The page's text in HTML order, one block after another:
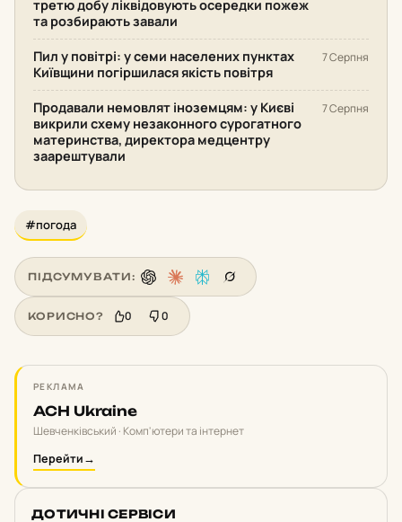
третю добу ліквідовують осередки пожеж
та розбирають завали
Пил у повітрі: у семи населених пунктах
Київщини погіршилася якість повітря
7 Серпня
Продавали немовлят іноземцям: у Києві
викрили схему незаконного сурогатного
материнства, директора медцентру
заарештували
7 Серпня
#погода
ПІДСУМУВАТИ:
КОРИСНО? 0 0
РЕКЛАМА
ACH Ukraine
Шевченківський · Комп'ютери та інтернет
Перейти→
ДОТИЧНІ СЕРВІСИ